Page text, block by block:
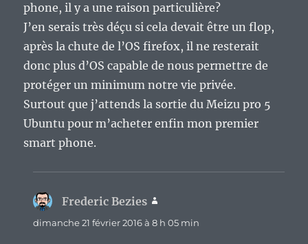
phone, il y a une raison particulière?
J’en serais très déçu si cela devait être un flop,
après la chute de l’OS firefox, il ne resterait
donc plus d’OS capable de nous permettre de
protéger un minimum notre vie privée.
Surtout que j’attends la sortie du Meizu pro 5
Ubuntu pour m’acheter enfin mon premier
smart phone.
Frederic Bezies
dimanche 21 février 2016 à 8 h 05 min